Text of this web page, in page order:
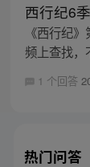
西行纪6
《西行纪
频上查找，
1 个回答
热门问答